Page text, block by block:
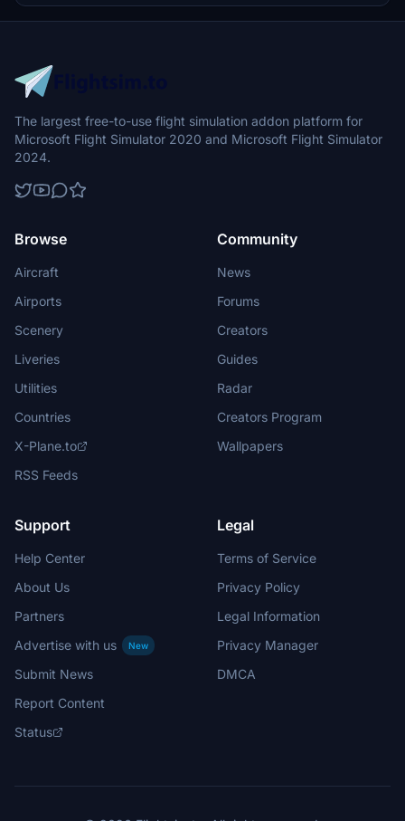
条；跑道长3600米，有机位76个。 2022年，福州长乐国际机场完成旅
客吞吐量5739444人次，同比减少36.5%；货邮吞吐量91837.449吨，
The largest free-to-use flight simulation addon platform for
Microsoft Flight Simulator 2020 and Microsoft Flight Simulator
2024.
Browse
Aircraft
Airports
Scenery
Liveries
Utilities
Countries
X-Plane.to
RSS Feeds
Community
News
Forums
Creators
Guides
Radar
Creators Program
Wallpapers
Support
Help Center
About Us
Partners
Advertise with us
New
Submit News
Report Content
Status
Legal
Terms of Service
Privacy Policy
Legal Information
Privacy Manager
DMCA